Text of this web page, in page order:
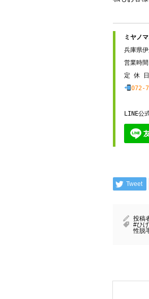
兵庫県
営業時
072-
LINE公
Tweet
投稿
#ひ
性脱